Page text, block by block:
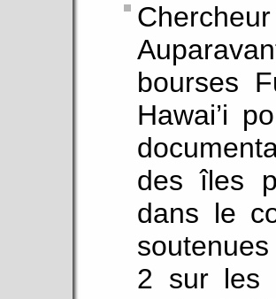
bourses
Hawai’i
des îles
dans le
2 sur les